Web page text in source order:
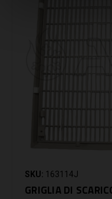
SKU: 163114J
GRIGLIA DI